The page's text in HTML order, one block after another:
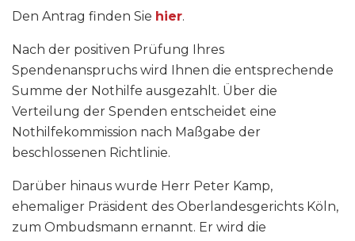
Den Antrag finden Sie hier.
Nach der positiven Prüfung Ihres
Spendenanspruchs wird Ihnen die entsprechende
Summe der Nothilfe ausgezahlt. Über die
Verteilung der Spenden entscheidet eine
Nothilfekommission nach Maßgabe der
beschlossenen Richtlinie.
Darüber hinaus wurde Herr Peter Kamp,
ehemaliger Präsident des Oberlandesgerichts Köln,
zum Ombudsmann ernannt. Er wird die